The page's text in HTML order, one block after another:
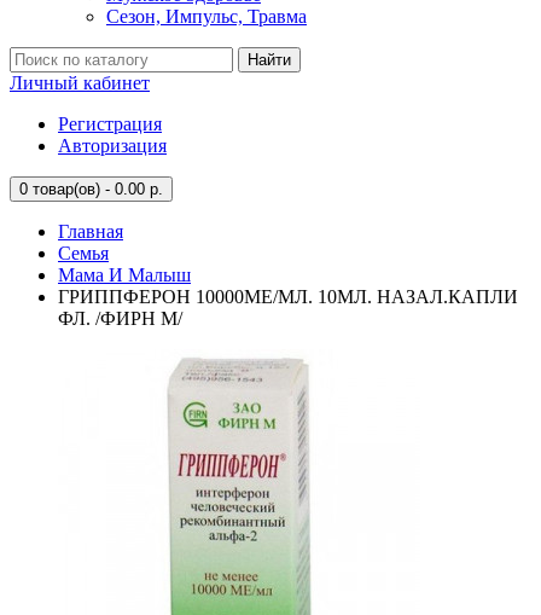
Сезон, Импульс, Травма
Найти
Личный кабинет
Регистрация
Авторизация
0 товар(ов) - 0.00 р.
Главная
Семья
Мама И Малыш
ГРИППФЕРОН 10000МЕ/МЛ. 10МЛ. НАЗАЛ.КАПЛИ
ФЛ. /ФИРН М/